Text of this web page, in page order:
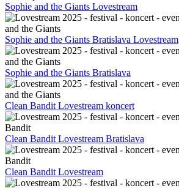
Sophie and the Giants Lovestream
Sophie and the Giants Bratislava Lovestream
Sophie and the Giants Bratislava
Clean Bandit Lovestream koncert
Clean Bandit Lovestream Bratislava
Clean Bandit Lovestream